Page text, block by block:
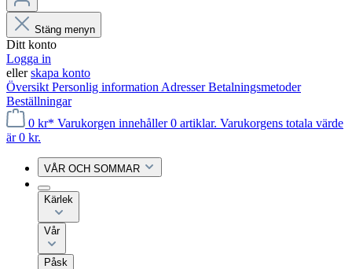
Stäng menyn
Ditt konto
Logga in
ellerskapa konto
Översikt Personlig information AdresserBetalningsmetoder
Beställningar
0 kr* Varukorgen innehåller 0 artiklar. Varukorgens totala värde
är 0 kr.
VÅR OCH SOMMAR
Kärlek
Vår
Påsk